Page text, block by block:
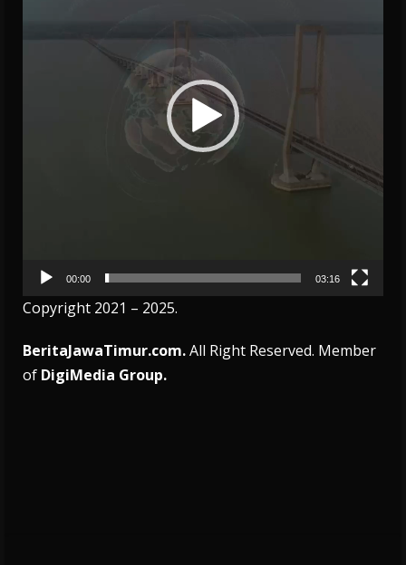
00:00 03:16
Copyright 2021 – 2025.
BeritaJawaTimur.com.All Right Reserved. Member
of DigiMedia Group.